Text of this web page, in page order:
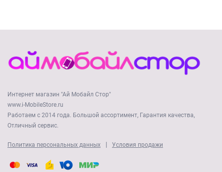
Интернет магазин "Ай Мобайл Стор"
www.i-MobileStore.ru
Работаем с 2014 года. Большой ассортимент, Гарантия качества,
Отличный сервис.
Политика персональных данных | Условия продажи